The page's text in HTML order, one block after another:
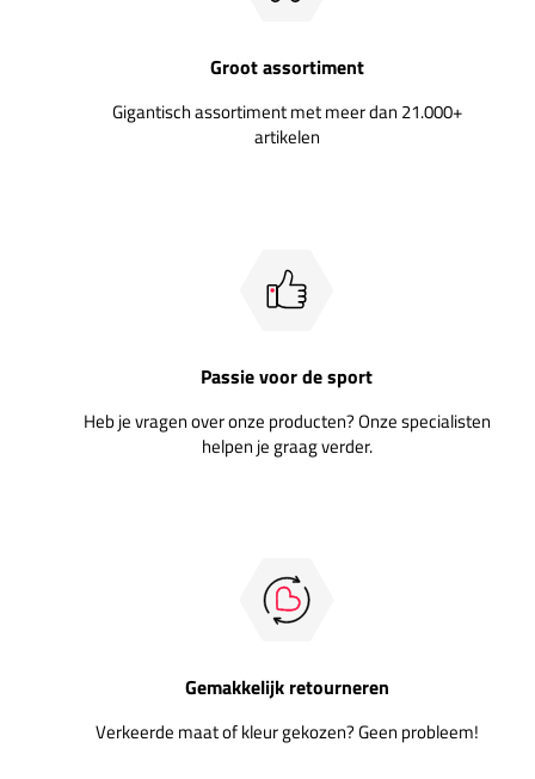
Groot assortiment
Gigantisch assortiment met meer dan 21.000+
artikelen
Passie voor de sport
Heb je vragen over onze producten? Onze specialisten
helpen je graag verder.
Gemakkelijk retourneren
Verkeerde maat of kleur gekozen? Geen probleem!